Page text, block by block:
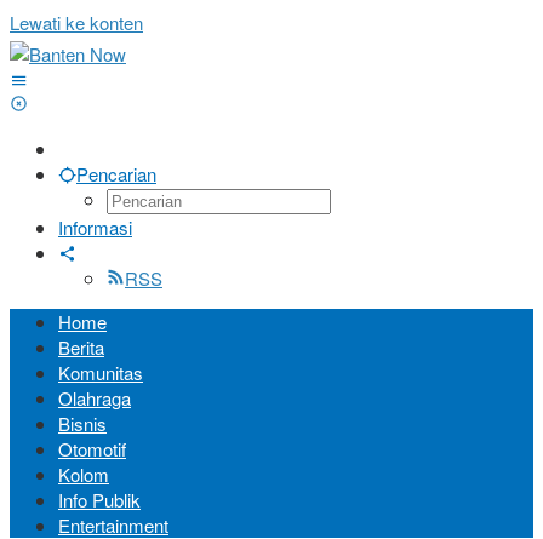
Lewati ke konten
Pencarian
Informasi
RSS
Home
Berita
Komunitas
Olahraga
Bisnis
Otomotif
Kolom
Info Publik
Entertainment